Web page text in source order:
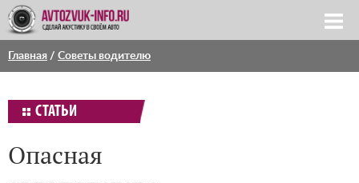
Главная / Советы водителю
СТАТЬИ
Опасная